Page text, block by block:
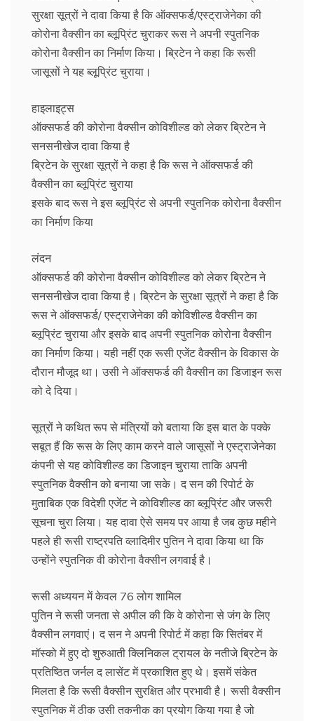
सुरक्षा सूत्रों ने दावा किया है कि ऑक्‍सफर्ड/एस्‍ट्राजेनेका की
कोरोना वैक्‍सीन का ब्‍लूप्रिंट चुराकर रूस ने अपनी स्‍पुतनिक
कोरोना वैक्‍सीन का निर्माण किया। ब्रिटेन ने कहा कि रूसी
जासूसों ने यह ब्‍लूप्रिंट चुराया।
हाइलाइट्स
ऑक्‍सफर्ड की कोरोना वैक्‍सीन कोव‍िशील्‍ड को लेकर ब्रिटेन ने
सनसनीखेज दावा किया है
ब्रिटेन के सुरक्षा सूत्रों ने कहा है कि रूस ने ऑक्‍सफर्ड की
वैक्‍सीन का ब्‍लूप्रिंट चुराया
इसके बाद रूस ने इस ब्‍लूप्रिंट से अपनी स्‍पुतनिक कोरोना वैक्‍सीन
का निर्माण किया
लंदन
ऑक्‍सफर्ड की कोरोना वैक्‍सीन कोव‍िशील्‍ड को लेकर ब्रिटेन ने
सनसनीखेज दावा किया है। ब्रिटेन के सुरक्षा सूत्रों ने कहा है कि
रूस ने ऑक्‍सफर्ड/ एस्‍ट्राजेनेका की कोविशील्‍ड वैक्‍सीन का
ब्‍लूप्रिंट चुराया और इसके बाद अपनी स्‍पुतनिक कोरोना वैक्‍सीन
का निर्माण किया। यही नहीं एक रूसी एजेंट वैक्‍सीन के विकास के
दौरान मौजूद था। उसी ने ऑक्‍सफर्ड की वैक्‍सीन का डिजाइन रूस
को दे दिया।
सूत्रों ने कथित रूप से मंत्रियों को बताया कि इस बात के पक्‍के
सबूत हैं कि रूस के लिए काम करने वाले जासूसों ने एस्‍ट्राजेनेका
कंपनी से यह कोविशील्‍ड का डिजाइन चुराया ताकि अपनी
स्‍पुतनिक वैक्‍सीन को बनाया जा सके। द सन की रिपोर्ट के
मुताबिक एक विदेशी एजेंट ने कोविशील्‍ड का ब्‍लूप्रिंट और जरूरी
सूचना चुरा लिया। यह दावा ऐसे समय पर आया है जब कुछ महीने
पहले ही रूसी राष्‍ट्रपति व्‍लादिमीर पुतिन ने दावा किया था कि
उन्‍होंने स्‍पुतनिक वी कोरोना वैक्‍सीन लगवाई है।
रूसी अध्‍ययन में केवल 76 लोग शामिल
पुतिन ने रूसी जनता से अपील की कि वे कोरोना से जंग के लिए
वैक्‍सीन लगवाएं। द सन ने अपनी रिपोर्ट में कहा कि सितंबर में
मॉस्‍को में हुए दो शुरुआती क्लिनिकल ट्रायल के नतीजे ब्रिटेन के
प्रतिष्ठित जर्नल द लासेंट में प्रकाशित हुए थे। इसमें संकेत
मिलता है कि रूसी वैक्‍सीन सुरक्षित और प्रभावी है। रूसी वैक्‍सीन
स्‍पुतनिक में ठीक उसी तकनीक का प्रयोग किया गया है जो